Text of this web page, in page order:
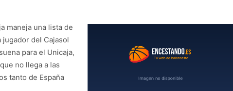
maneja una lista de
del Cajasol
para el Unicaja,
no llega a las
tanto de España